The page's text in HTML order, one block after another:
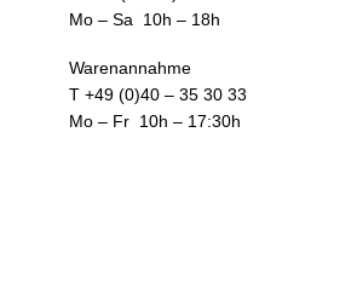
Mo – Sa 10h – 18h
Warenannahme
T +49 (0)40 – 35 30 33
Mo – Fr 10h – 17:30h